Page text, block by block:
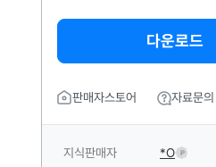
다운로드
판매자스토어 자료문의
지식판매자 *O P